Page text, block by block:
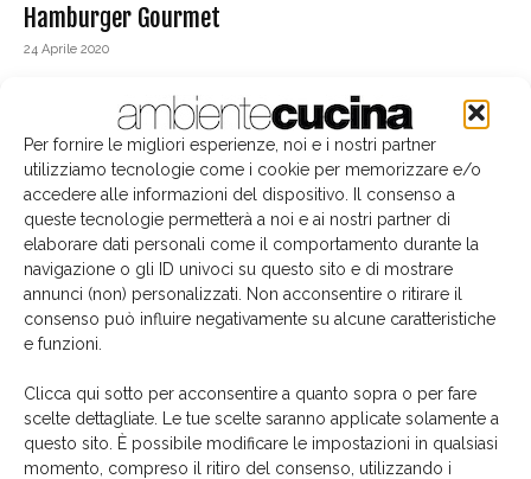
Per fornire le migliori esperienze, noi e i nostri partner
utilizziamo tecnologie come i cookie per memorizzare e/o
accedere alle informazioni del dispositivo. Il consenso a
queste tecnologie permetterà a noi e ai nostri partner di
elaborare dati personali come il comportamento durante la
navigazione o gli ID univoci su questo sito e di mostrare
annunci (non) personalizzati. Non acconsentire o ritirare il
consenso può influire negativamente su alcune caratteristiche
e funzioni.
Clicca qui sotto per acconsentire a quanto sopra o per fare
scelte dettagliate. Le tue scelte saranno applicate solamente a
questo sito. È possibile modificare le impostazioni in qualsiasi
momento, compreso il ritiro del consenso, utilizzando i
Hamburger Gourmet
24 Aprile 2020
La biblioteca dei brand